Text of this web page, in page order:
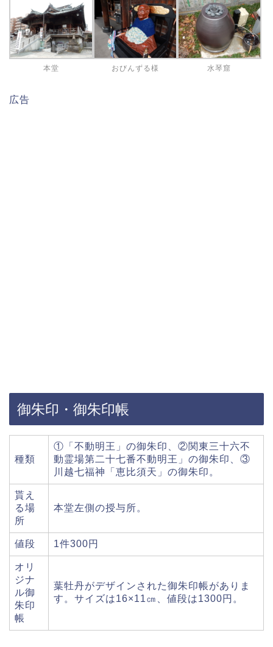
本堂 おびんずる様 水琴窟
広告
御朱印・御朱印帳
種類
①「不動明王」の御朱印、②関東三十六不
動霊場第二十七番不動明王」の御朱印、③
川越七福神「恵比須天」の御朱印。
貰え
る場
所
本堂左側の授与所。
値段 1件300円
オリ
ジナ
ル御
朱印
帳
葉牡丹がデザインされた御朱印帳がありま
す。サイズは16×11㎝、値段は1300円。